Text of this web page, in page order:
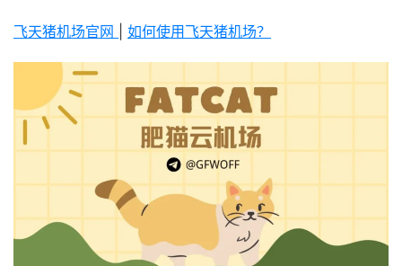
飞天猪机场官网 如何使用飞天猪机场？